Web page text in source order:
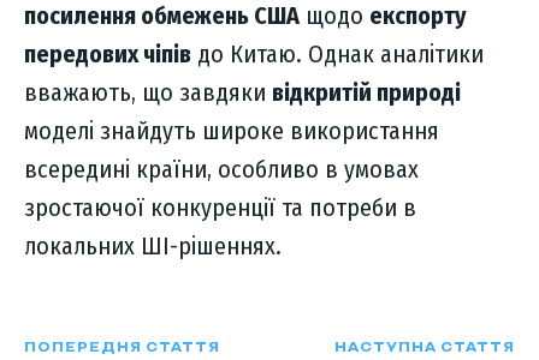
посилення обмежень США щодо експорту
передових чіпів до Китаю. Однак аналітики
вважають, що завдяки відкритій природі
моделі знайдуть широке використання
всередині країни, особливо в умовах
зростаючої конкуренції та потреби в
локальних ШІ-рішеннях.
ПОПЕРЕДНЯ СТАТТЯ НАСТУПНА СТАТТЯ